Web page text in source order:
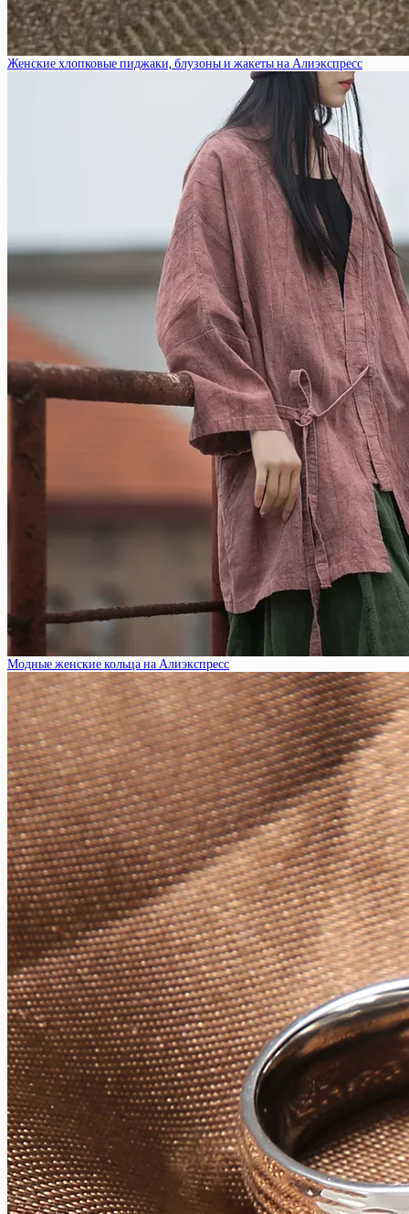
Женские хлопковые пиджаки, блузоны и жакеты на Алиэкспресс
Модные женские кольца на Алиэкспресс